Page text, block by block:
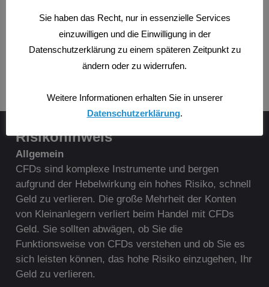
Die Tradingfalle
Risikohinweis
Allgemein
CFDs sind komplexe Instrumente und bergen
aufgrund der Hebelwirkung ein hohes Risiko, schnell
Geld zu verlieren. Die große Mehrheit der Konten
von Kleinanlegern verliert beim Handel mit CFDs
Geld. Sie sollten abwägen, ob Sie die
Funktionsweise von CFDs verstehen und ob Sie es
sich leisten können, das hohe Risiko einzugehen, Ihr
Geld zu verlieren.
Sie haben das Recht, nur in essenzielle Services
einzuwilligen und die Einwilligung in der
Datenschutzerklärung zu einem späteren Zeitpunkt zu
ändern oder zu widerrufen.
Weitere Informationen erhalten Sie in unserer
Datenschutzerklärung.